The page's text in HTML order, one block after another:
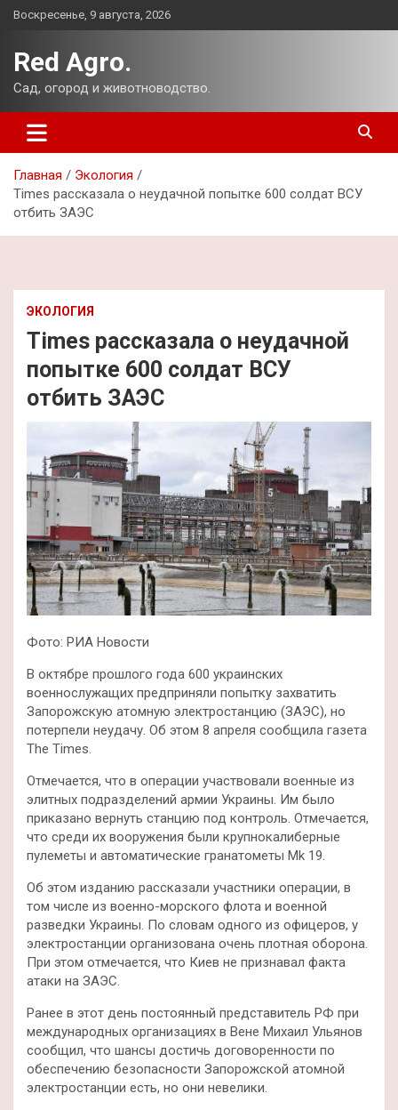
Перейти
Воскресенье, 9 августа, 2026
Red Agro.
Сад, огород и животноводство.
Главная
Экология
Times рассказала о неудачной попытке 600 солдат ВСУ
отбить ЗАЭС
ЭКОЛОГИЯ
Times рассказала о неудачной
попытке 600 солдат ВСУ
отбить ЗАЭС
Фото: РИА Новости
В октябре прошлого года 600 украинских
военнослужащих предприняли попытку захватить
Запорожскую атомную электростанцию (ЗАЭС), но
потерпели неудачу. Об этом 8 апреля сообщила газета
The Times.
Отмечается, что в операции участвовали военные из
элитных подразделений армии Украины. Им было
приказано вернуть станцию под контроль. Отмечается,
что среди их вооружения были крупнокалиберные
пулеметы и автоматические гранатометы Mk 19.
Об этом изданию рассказали участники операции, в
том числе из военно-морского флота и военной
разведки Украины. По словам одного из офицеров, у
электростанции организована очень плотная оборона.
При этом отмечается, что Киев не признавал факта
атаки на ЗАЭС.
Ранее в этот день постоянный представитель РФ при
международных организациях в Вене Михаил Ульянов
сообщил, что шансы достичь договоренности по
обеспечению безопасности Запорожской атомной
электростанции есть, но они невелики.